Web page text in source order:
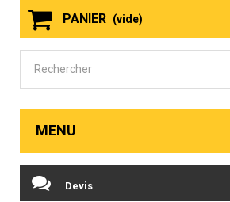
PANIER (vide)
MENU
Devis